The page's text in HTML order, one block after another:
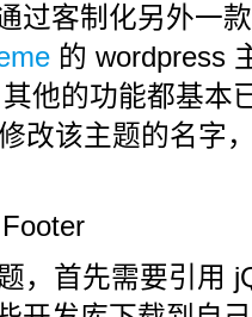
过客制化另外一
的 wordpress
他的功能都基本
改该主题的名字
，首先需要引用